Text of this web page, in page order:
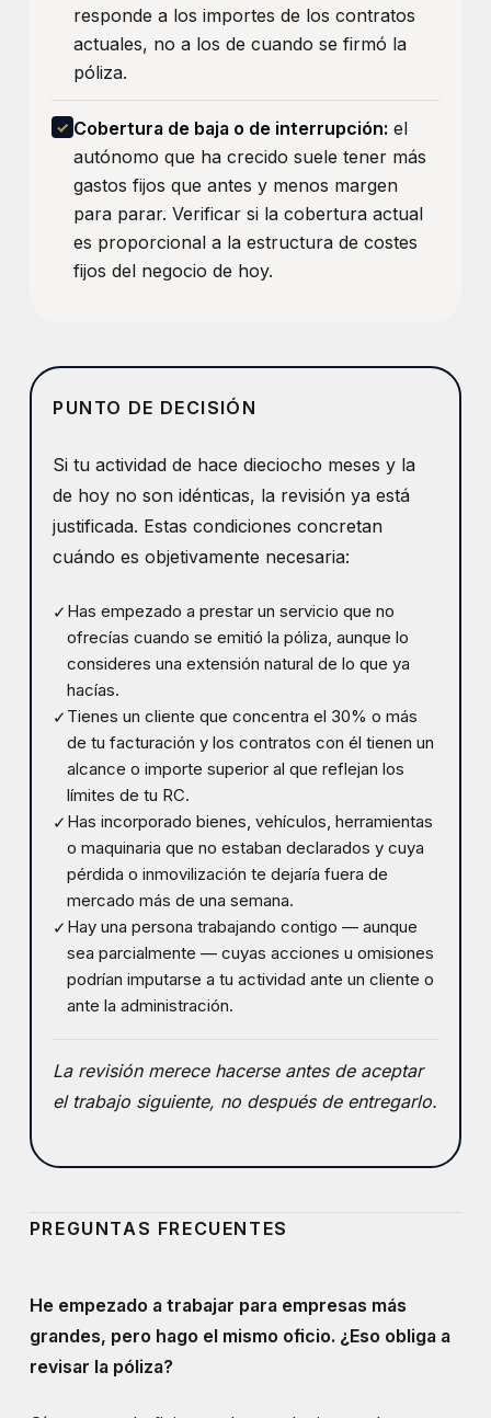
responde a los importes de los contratos
actuales, no a los de cuando se firmó la
póliza.
Cobertura de baja o de interrupción: el
autónomo que ha crecido suele tener más
gastos fijos que antes y menos margen
para parar. Verificar si la cobertura actual
es proporcional a la estructura de costes
fijos del negocio de hoy.
PUNTO DE DECISIÓN
Si tu actividad de hace dieciocho meses y la
de hoy no son idénticas, la revisión ya está
justificada. Estas condiciones concretan
cuándo es objetivamente necesaria:
✓ Has empezado a prestar un servicio que no
ofrecías cuando se emitió la póliza, aunque lo
consideres una extensión natural de lo que ya
hacías.
✓ Tienes un cliente que concentra el 30% o más
de tu facturación y los contratos con él tienen un
alcance o importe superior al que reflejan los
límites de tu RC.
✓ Has incorporado bienes, vehículos, herramientas
o maquinaria que no estaban declarados y cuya
pérdida o inmovilización te dejaría fuera de
mercado más de una semana.
✓ Hay una persona trabajando contigo — aunque
sea parcialmente — cuyas acciones u omisiones
podrían imputarse a tu actividad ante un cliente o
ante la administración.
La revisión merece hacerse antes de aceptar
el trabajo siguiente, no después de entregarlo.
PREGUNTAS FRECUENTES
He empezado a trabajar para empresas más
grandes, pero hago el mismo oficio. ¿Eso obliga a
revisar la póliza?